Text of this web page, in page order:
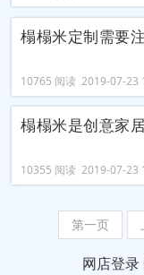
榻榻米定制需要
10765 阅读 2019-07-23
榻榻米是创意家
10355 阅读 2019-07-23
第一页
网店登录